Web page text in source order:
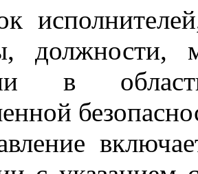
должности,
в